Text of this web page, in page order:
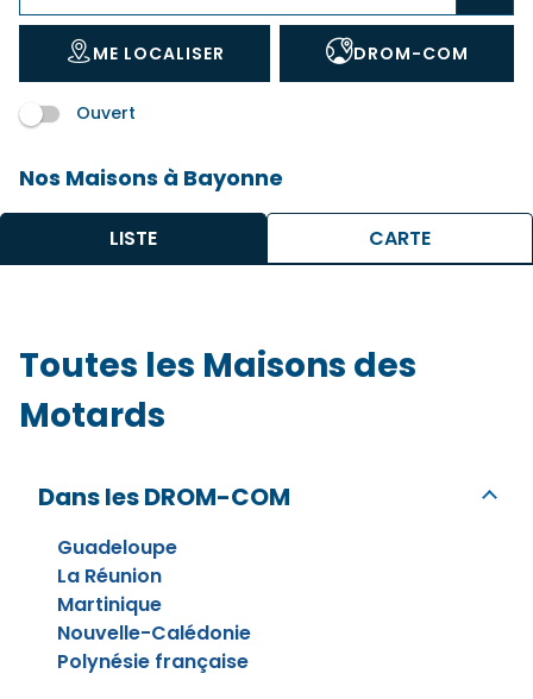
ME LOCALISER DROM-COM
Ouvert
Nos Maisons à Bayonne
LISTE CARTE
Fermé.Ouvre le 10 août à 09:00
8 Rue Aristide Briand 64100 Bayonne
CONTACTER
VOIR PLUS
Toutes les Maisons des
Motards
Dans les DROM-COM
Guadeloupe
La Réunion
Martinique
Nouvelle-Calédonie
Polynésie française